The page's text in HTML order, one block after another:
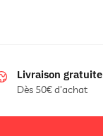
Livraison gratuite
Dès 50€ d'achat